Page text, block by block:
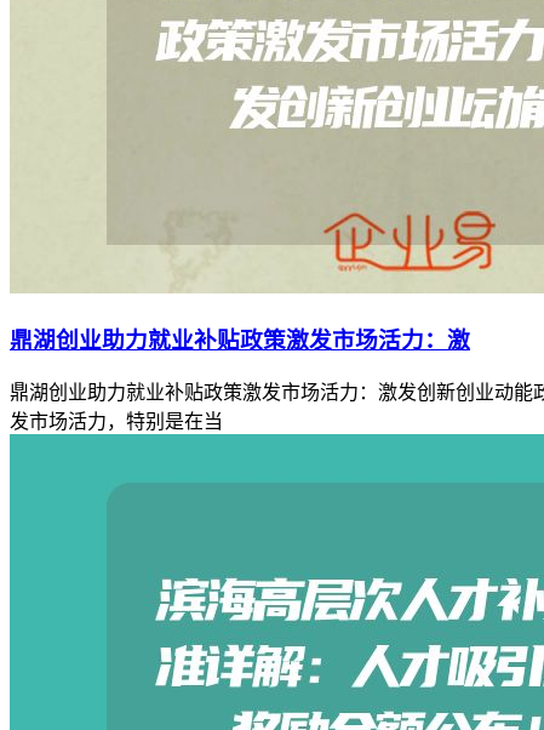
鼎湖创业助力就业补贴政策激发市场活力：激
鼎湖创业助力就业补贴政策激发市场活力：激发创新创业动
发市场活力，特别是在当